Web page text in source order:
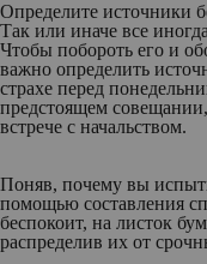
Определите источники
Так или иначе все
Чтобы побороть его и
важно определить
страхе перед
предстоящем
встрече с начальством.
Поняв, почему вы
помощью составления
беспокоит, на листок
распределив их от